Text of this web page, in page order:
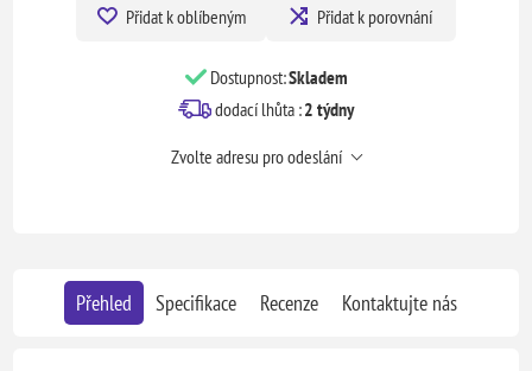
Přidat k oblíbeným Přidat k porovnání
Dostupnost:Skladem
dodací lhůta :2 týdny
Zvolte adresu pro odeslání
Přehled Specifikace Recenze Kontaktujte nás